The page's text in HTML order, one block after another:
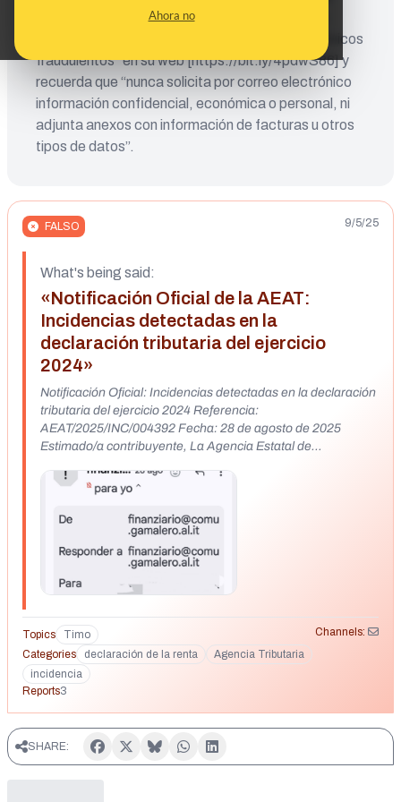
Ahora no
FALSO 9/5/25
What's being said:
«Notificación Oficial de la AEAT:
Incidencias detectadas en la
declaración tributaria del ejercicio
2024»
Notificación Oficial: Incidencias detectadas en la declaración
tributaria del ejercicio 2024 Referencia:
AEAT/2025/INC/004392 Fecha: 28 de agosto de 2025
Estimado/a contribuyente, La Agencia Estatal de
58/2003, de 17 de diciembre, General Tributaria, y el Real
análisis exhaustivo de su declaración correspondiente al
ejercicio fiscal 2024, se han identificado una serie de
incidencias que requieren su atención inmediata para
garantizar el cumplimiento de sus obligaciones fiscales.
Para descargar el documento necesario (incluyendo el
terceros y las instrucciones para la regularización), por favor
haga clic en el botón de descarga a continuación. O bien,
puede usar el siguiente botón para acceder a nuestra
plataforma segura y descargar el documento
correspondiente: Descargar Documento Las incidencias
han sido detectadas mediante el cruce de datos con
información proporcionada por terceros (entidades
bancarias, registros públicos y otras administraciones),
conforme al artículo 93 de la Ley General Tributaria. A
Topics Timo
Channels:
Categories
declaración de la renta
Agencia Tributaria
incidencia
Reports3
relacionada con Hacienda. La misma AEAT ha
advertido de esta campaña “de correos electrónicos
fraudulentos” en su web [https://bit.ly/4pdwS86] y
recuerda que “nunca solicita por correo electrónico
información confidencial, económica o personal, ni
adjunta anexos con información de facturas u otros
tipos de datos”.
SHARE: